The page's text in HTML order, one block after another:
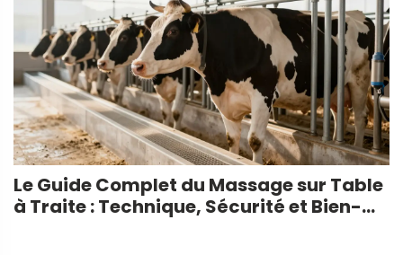
Le Guide Complet du Massage sur Table
à Traite : Technique, Sécurité et Bien-